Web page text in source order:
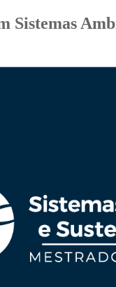
Sistemas